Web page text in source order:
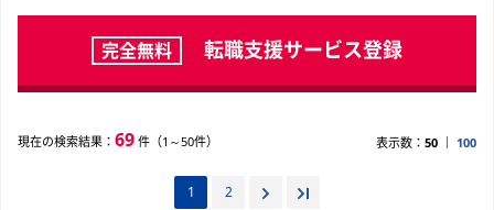
完全無料 転職支援サービス登録
現在の検索結果： 69 件（1～50件） 表示数： 50 100
1 2